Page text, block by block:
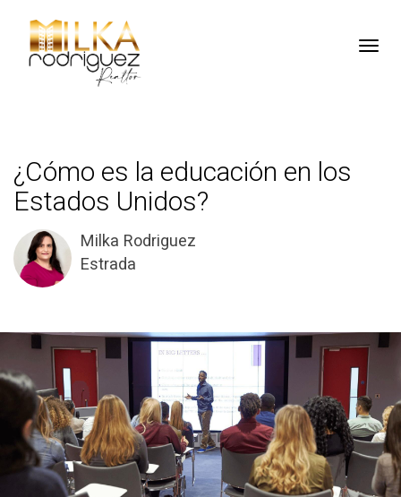
¿Cómo es la educación en los
Estados Unidos?
Milka Rodriguez
Estrada